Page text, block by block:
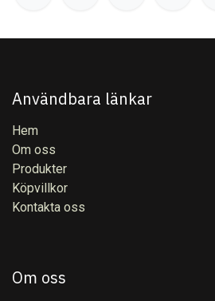
Användbara länkar
Hem
Om oss
Produkter
Köpvillkor
Kontakta oss
Om oss